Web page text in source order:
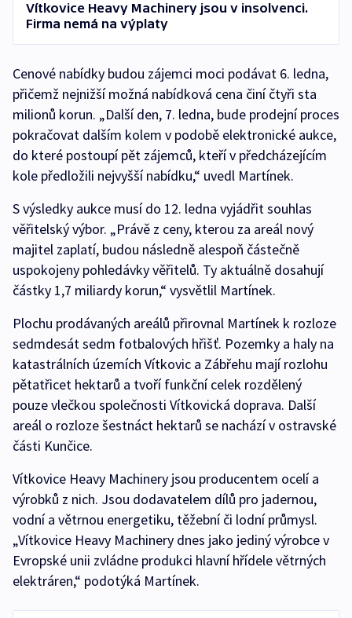
Vítkovice Heavy Machinery jsou v insolvenci.
Firma nemá na výplaty
Cenové nabídky budou zájemci moci podávat 6. ledna,
přičemž nejnižší možná nabídková cena činí čtyři sta
milionů korun. „Další den, 7. ledna, bude prodejní proces
pokračovat dalším kolem v podobě elektronické aukce,
do které postoupí pět zájemců, kteří v předcházejícím
kole předložili nejvyšší nabídku,“ uvedl Martínek.
S výsledky aukce musí do 12. ledna vyjádřit souhlas
věřitelský výbor. „Právě z ceny, kterou za areál nový
majitel zaplatí, budou následně alespoň částečně
uspokojeny pohledávky věřitelů. Ty aktuálně dosahují
částky 1,7 miliardy korun,“ vysvětlil Martínek.
Plochu prodávaných areálů přirovnal Martínek k rozloze
sedmdesát sedm fotbalových hřišť. Pozemky a haly na
katastrálních územích Vítkovic a Zábřehu mají rozlohu
pětatřicet hektarů a tvoří funkční celek rozdělený
pouze vlečkou společnosti Vítkovická doprava. Další
areál o rozloze šestnáct hektarů se nachází v ostravské
části Kunčice.
Vítkovice Heavy Machinery jsou producentem ocelí a
výrobků z nich. Jsou dodavatelem dílů pro jadernou,
vodní a větrnou energetiku, těžební či lodní průmysl.
„Vítkovice Heavy Machinery dnes jako jediný výrobce v
Evropské unii zvládne produkci hlavní hřídele větrných
elektráren,“ podotýká Martínek.